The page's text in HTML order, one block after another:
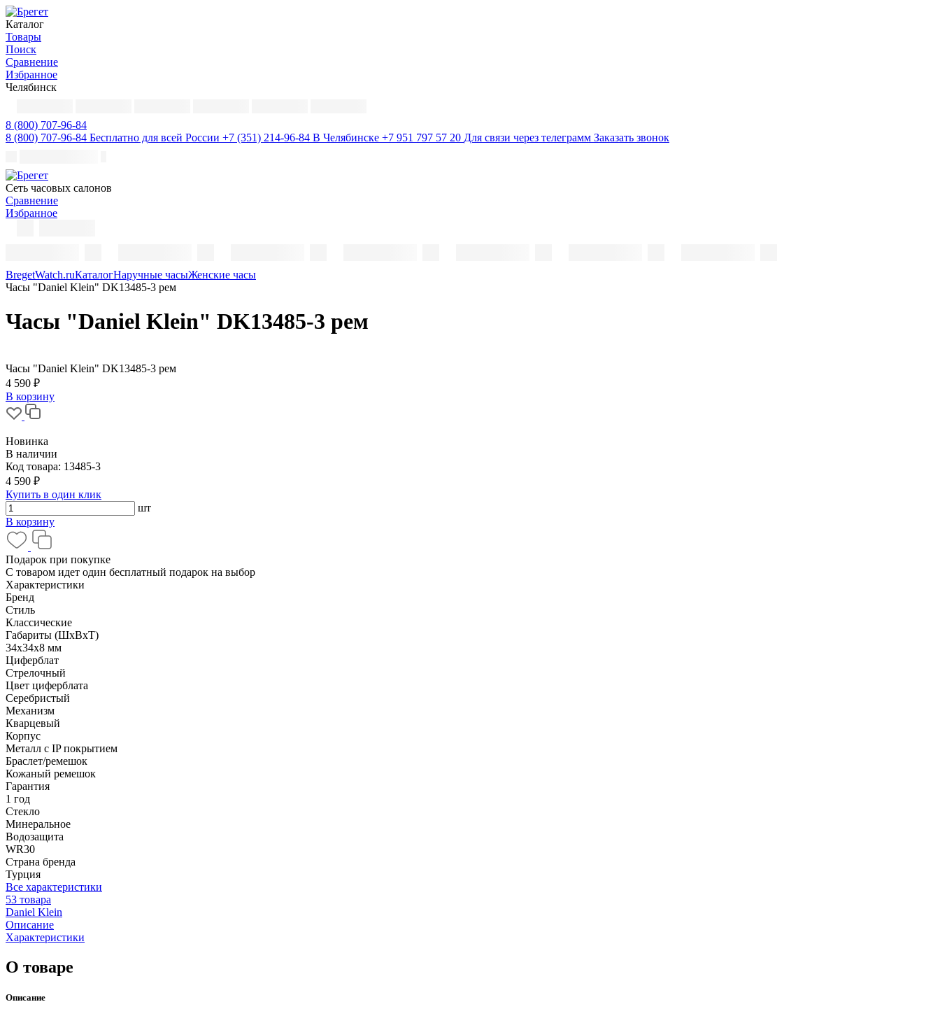
Каталог
Товары
Поиск
Сравнение
Избранное
Челябинск
8 (800) 707-96-84
8 (800) 707-96-84 Бесплатно для всей России +7 (351) 214-96-84 В Челябинске +7 951 797 57 20 Для связи через телеграмм Заказать звонок
Cеть часовых салонов
Сравнение
Избранное
BregetWatch.ruКаталогНаручные часыЖенские часы
Часы "Daniel Klein" DK13485-3 рем
Часы "Daniel Klein" DK13485-3 рем
Часы "Daniel Klein" DK13485-3 рем
4 590 ₽
В корзину
Новинка
В наличии
Код товара: 13485-3
4 590 ₽
Купить в один клик
шт
В корзину
Подарок при покупке
С товаром идет один бесплатный подарок на выбор
Характеристики
Бренд
Стиль
Классические
Габариты (ШхВхТ)
34x34x8 мм
Циферблат
Стрелочный
Цвет циферблата
Серебристый
Механизм
Кварцевый
Корпус
Металл с IP покрытием
Браслет/ремешок
Кожаный ремешок
Гарантия
1 год
Стекло
Минеральное
Водозащита
WR30
Страна бренда
Турция
Все характеристики
53 товара
Daniel Klein
Описание
Характеристики
О товаре
Описание